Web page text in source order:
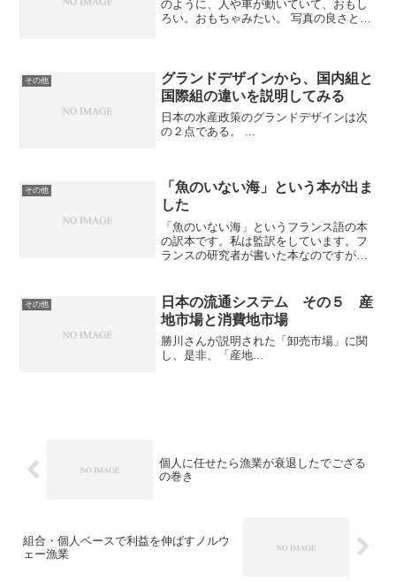
のように、人や車が動いていて、おもし
ろい。おもちゃみたい。 写真の良さとビ
その他
グランドデザインから、国内組と
国際組の違いを説明してみる
日本の水産政策のグランドデザインは次
の２点である。 ...
その他
「魚のいない海」という本が出ま
した
「魚のいない海」というフランス語の本
の訳本です。私は監訳をしています。フ
ランスの研究者が書いた本なのですが、
性について鋭く記述をしています。世界
の漁業の現状について、良...
その他
日本の流通システム その５ 産
地市場と消費地市場
勝川さんが説明された「卸売市場」に関
し、是非、「産地...
個人に任せたら漁業が衰退したでござる
の巻き
組合・個人ベースで利益を伸ばすノルウ
ェー漁業